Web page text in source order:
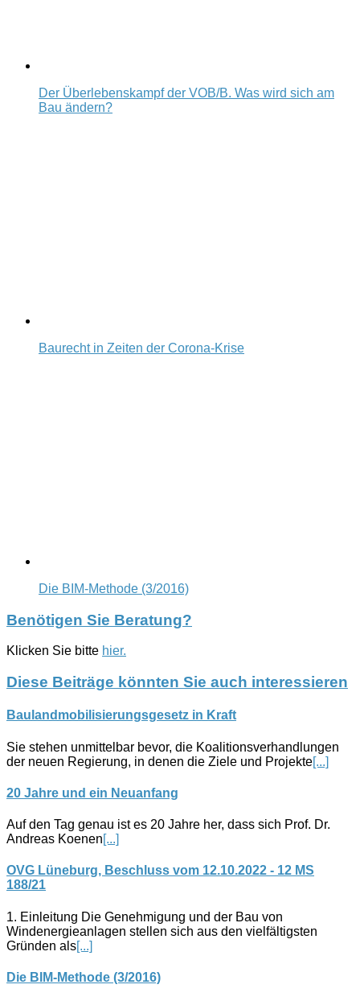
Der Überlebenskampf der VOB/B. Was wird sich am
Bau ändern?
Baurecht in Zeiten der Corona-Krise
Die BIM-Methode (3/2016)
Benötigen Sie Beratung?
Klicken Sie bitte hier.
Diese Beiträge könnten Sie auch interessieren
Baulandmobilisierungsgesetz in Kraft
Sie stehen unmittelbar bevor, die Koalitionsverhandlungen
der neuen Regierung, in denen die Ziele und Projekte[...]
20 Jahre und ein Neuanfang
Auf den Tag genau ist es 20 Jahre her, dass sich Prof. Dr.
Andreas Koenen[...]
OVG Lüneburg, Beschluss vom 12.10.2022 - 12 MS
188/21
1. Einleitung Die Genehmigung und der Bau von
Windenergieanlagen stellen sich aus den vielfältigsten
Gründen als[...]
Die BIM-Methode (3/2016)